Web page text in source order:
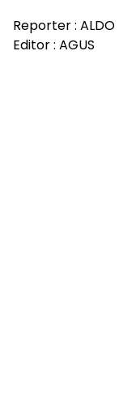
Reporter : ALDO
Editor : AGUS